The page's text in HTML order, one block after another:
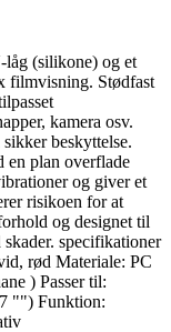
låg (silikone) og et
filmvisning. Stødfast
kamera osv.
beskyttelse.
en plan overflade
og giver et
risikoen for at
og designet til
specifikationer
rød Materiale: PC
) Passer til:
"") Funktion: